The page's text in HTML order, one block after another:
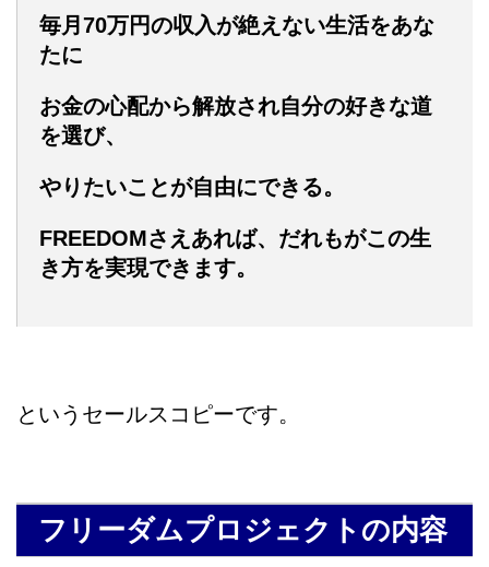
毎月70万円の収入が絶えない生活をあな
たに
お金の心配から解放され自分の好きな道
を選び、
やりたいことが自由にできる。
FREEDOMさえあれば、だれもがこの生
き方を実現できます。
というセールスコピーです。
フリーダムプロジェクトの内容